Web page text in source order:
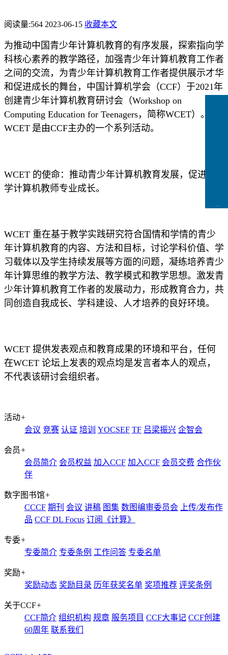
阅读量:564 2023-06-15 收藏本文
为推动中国青少年计算机教育的有序发展，探索指向学
科核心素养的教学路径，加强青少年计算机教育工作者
之间的交流，为青少年计算机教育工作者提供展示才华
和促进成长的舞台，中国计算机学会（CCF） 于2021年
创建青少年计算机教育研讨会（Workshop on
Computing Education for Teenagers，简称WCET）。
WCET 是由CCF主办的一个系列活动。
WCET 的使命：推动青少年计算机教育发展，促进中
学计算机教师专业成长。
WCET 重在基于教学实践研究符合国情和学情的青少
年计算机教育的内容、方法和目标，讨论学科价值、学
习载体以及学生持续发展等方面的问题，凝练培养青少
年计算思维的教学方法、教学模式和教学思想。激发青
少年计算机教育工作者的发展动力，形成教育合力，共
同创造自我成长、学科建设、人才培养的良好环境。
WCET 提供发表观点和教育成果的环境和平台，任何
在WCET 论坛上发表的观点均是发言者本人的观点，
不代表该研讨会组织者。
活动+
会议 竞赛 认证 培训 YOCSEF TF 吕梁振兴 企智会
会员+
会员简介 会员权益 加入CCF 加入CCF 会员交费 合作伙
伴
数字图书馆+
CCCF 期刊 会议 讲稿 图集 数图编审委员会
上传/发布作
品 CCF DL Focus 订阅《计算》
专委+
专委简介 专委条例 工作问答 专委名单
奖励+
奖励动态 奖励目录 历年获奖名单 奖项推荐 评奖条例
关于CCF+
CCF简介 组织机构 规章 服务项目 CCF大事记 CCF创建
60周年 联系我们